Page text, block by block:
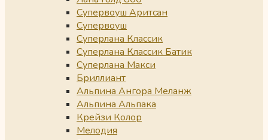
Супервоуш Аритсан
Супервоуш
Суперлана Классик
Суперлана Классик Батик
Суперлана Макси
Бриллиант
Альпина Ангора Меланж
Альпина Альпака
Крейзи Колор
Мелодия